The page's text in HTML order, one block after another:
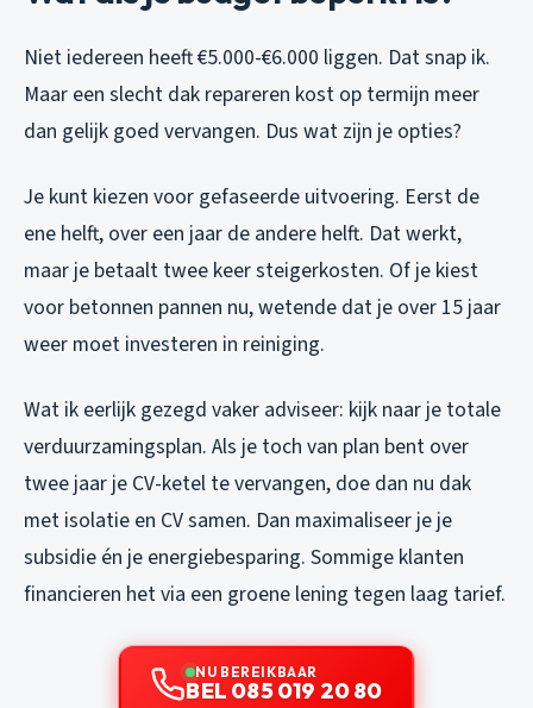
Niet iedereen heeft €5.000-€6.000 liggen. Dat snap ik.
Maar een slecht dak repareren kost op termijn meer
dan gelijk goed vervangen. Dus wat zijn je opties?
Je kunt kiezen voor gefaseerde uitvoering. Eerst de
ene helft, over een jaar de andere helft. Dat werkt,
maar je betaalt twee keer steigerkosten. Of je kiest
voor betonnen pannen nu, wetende dat je over 15 jaar
weer moet investeren in reiniging.
Wat ik eerlijk gezegd vaker adviseer: kijk naar je totale
verduurzamingsplan. Als je toch van plan bent over
twee jaar je CV-ketel te vervangen, doe dan nu dak
met isolatie en CV samen. Dan maximaliseer je je
subsidie én je energiebesparing. Sommige klanten
financieren het via een groene lening tegen laag tarief.
NU BEREIKBAAR
BEL 085 019 20 80